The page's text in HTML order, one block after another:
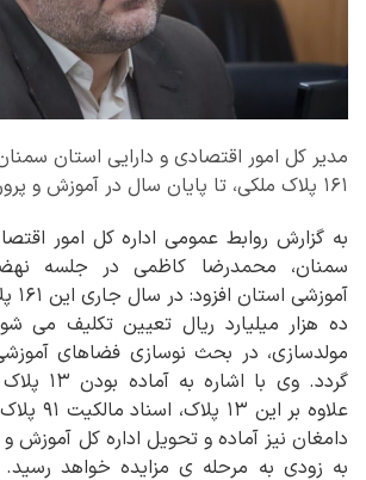
مدیر کل امور اقتصادی و دارایی استان
۱۶۱ پلاک ملکی، تا پایان سال در آموزش و پرورش خبر داد.
به گزارش روابط عمومی اداره کل امور
سمنان، محمدرضا کاظمی در جلسه
ده هزار میلیارد ریال تعیین تکلیف می
مولدسازی، در بحث نوسازی فضاهای
گردد. وی
علاوه بر
دامغان نیز آماده و تحویل اداره کل